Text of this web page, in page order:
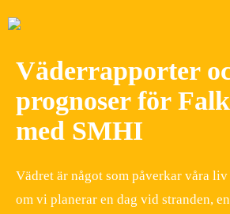
Väderrapporter
prognoser för
med SMHI
Vädret är något som påverkar våra
om vi planerar en dag vid stranden,